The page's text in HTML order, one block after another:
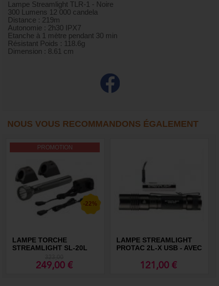
Lampe Streamlight TLR-1 - Noire
300 Lumens 12 000 candela
Distance : 219m
Autonomie : 2h30 IPX7
Etanche à 1 mètre pendant 30 min
Résistant Poids : 118.6g
Dimension : 8.61 cm
NOUS VOUS RECOMMANDONS ÉGALEMENT
PROMOTION
LAMPE TORCHE
STREAMLIGHT SL-20L
-22%
249,00 €
LAMPE STREAMLIGHT
PROTAC 2L-X USB - AVEC
SOUS BLISTER
121,00 €